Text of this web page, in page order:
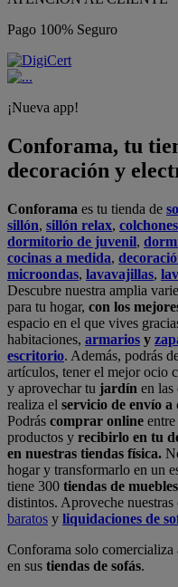
Pago 100% Seguro
¡Nueva app!
Conforama, tu
decoración y
Conforama es tu tienda de
sillón, sillón relax, colchones
dormitorio de juvenil,
cocinas a medida,
microondas, lavavajillas,
Descubre nuestra amplia
para tu hogar, con los
espacio en el que vives
habitaciones, armarios y
escritorio. Además, podrás
artículos, tener el mejor ocio
y aprovechar tu jardín en las
realiza el servicio de envío
Podrás comprar online
productos y recibirlo en tu
en nuestras tiendas física.
hogar y transformarlo en un
tiene 300 tiendas de muebles
distintos. Aproveche nuestras
baratos y liquidaciones de
Conforama solo comercializa
en sus tiendas de sofás.